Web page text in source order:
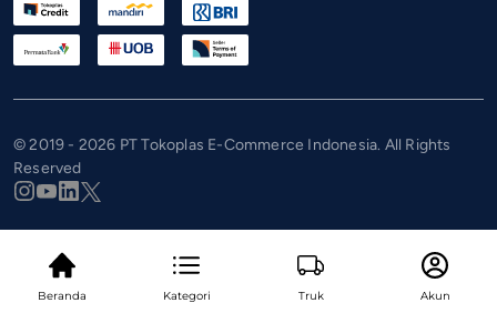
Beranda Kategori Truk Akun
© 2019 - 2026 PT Tokoplas E-Commerce Indonesia. All Rights
Reserved